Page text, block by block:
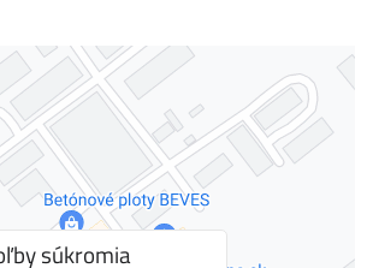
je blokovaný Voľbami súkromia
Prajete si načítať externý obsah?
Povoliť tentokrát
súkromia